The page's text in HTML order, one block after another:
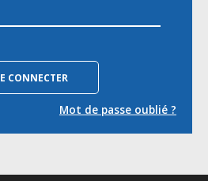
Mot de passe oublié ?